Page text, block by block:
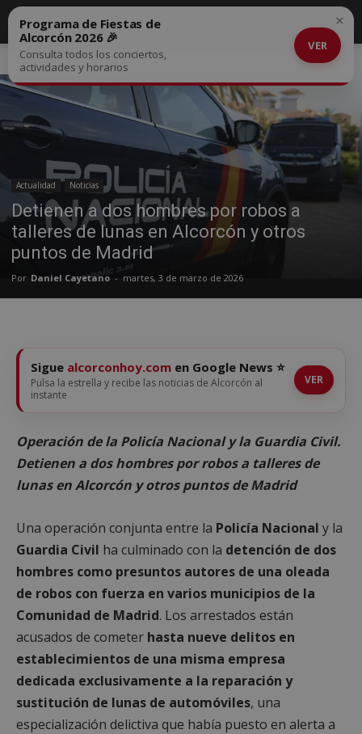
Inicio Actualidad
Actualidad Noticias
Detienen a dos hombres por robos a
talleres de lunas en Alcorcón y otros
puntos de Madrid
Por Daniel Cayetano - martes, 3 de marzo de 2026
Programa de Fiestas de
Alcorcón 2026 🎉
Consulta todos los conciertos,
actividades y horarios
VER
×
Sigue alcorconhoy.com en Google News ⭐
Pulsa la estrella y recibe las noticias de Alcorcón al
instante
VER
Operación de la Policía Nacional y la Guardia Civil.
Detienen a dos hombres por robos a talleres de
lunas en Alcorcón y otros puntos de Madrid
Una operación conjunta entre la Policía Nacional y la
Guardia Civil ha culminado con la detención de dos
hombres como presuntos autores de una oleada
de robos con fuerza en varios municipios de la
Comunidad de Madrid. Los arrestados están
acusados de cometer hasta nueve delitos en
establecimientos de una misma empresa
dedicada exclusivamente a la reparación y
sustitución de lunas de automóviles, una
especialización delictiva que había puesto en alerta a